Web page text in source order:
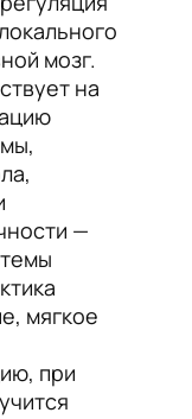
мозг.
на
—
мягкое
при